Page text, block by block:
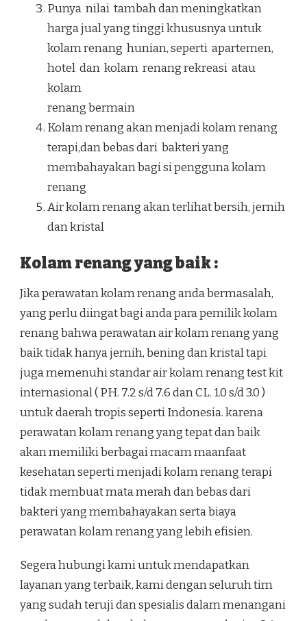
Punya nilai tambah dan meningkatkan
harga jual yang tinggi khususnya untuk
kolam renang hunian, seperti apartemen,
hotel dan kolam renang rekreasi atau
kolam
renang bermain
Kolam renang akan menjadi kolam renang
terapi,dan bebas dari bakteri yang
membahayakan bagi si pengguna kolam
renang
Air kolam renang akan terlihat bersih, jernih
dan kristal
Kolam renang yang baik :
Jika perawatan kolam renang anda bermasalah,
yang perlu diingat bagi anda para pemilik kolam
renang bahwa perawatan air kolam renang yang
baik tidak hanya jernih, bening dan kristal tapi
juga memenuhi standar air kolam renang test kit
internasional ( PH. 7.2 s/d 7.6 dan CL. 1.0 s/d 3.0 )
untuk daerah tropis seperti Indonesia. karena
perawatan kolam renang yang tepat dan baik
akan memiliki berbagai macam maanfaat
kesehatan seperti menjadi kolam renang terapi
tidak membuat mata merah dan bebas dari
bakteri yang membahayakan serta biaya
perawatan kolam renang yang lebih efisien.
Segera hubungi kami untuk mendapatkan
layanan yang terbaik, kami dengan seluruh tim
yang sudah teruji dan spesialis dalam menangani